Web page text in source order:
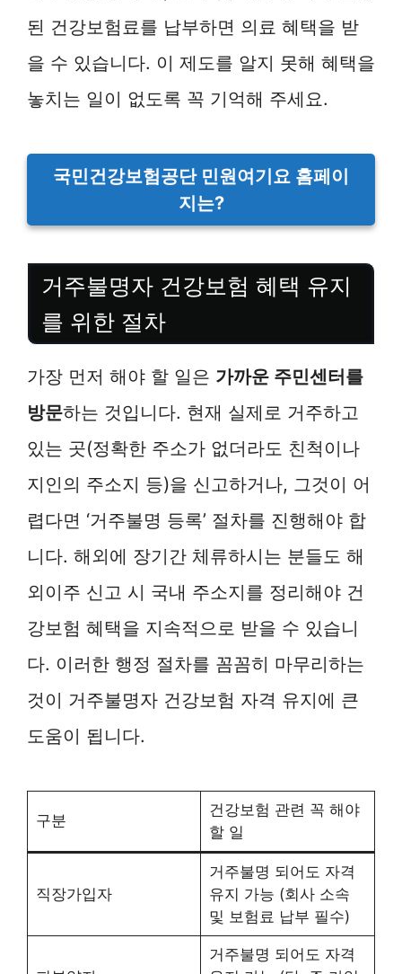
된 건강보험료를 납부하면 의료 혜택을 받
을 수 있습니다. 이 제도를 알지 못해 혜택을
놓치는 일이 없도록 꼭 기억해 주세요.
국민건강보험공단 민원여기요 홈페이
지는?
거주불명자 건강보험 혜택 유지
를 위한 절차
가장 먼저 해야 할 일은 가까운 주민센터를
방문하는 것입니다. 현재 실제로 거주하고
있는 곳(정확한 주소가 없더라도 친척이나
지인의 주소지 등)을 신고하거나, 그것이 어
렵다면 ‘거주불명 등록’ 절차를 진행해야 합
니다. 해외에 장기간 체류하시는 분들도 해
외이주 신고 시 국내 주소지를 정리해야 건
강보험 혜택을 지속적으로 받을 수 있습니
다. 이러한 행정 절차를 꼼꼼히 마무리하는
것이 거주불명자 건강보험 자격 유지에 큰
도움이 됩니다.
구분
건강보험 관련 꼭 해야
할 일
직장가입자
거주불명 되어도 자격
유지 가능 (회사 소속
및 보험료 납부 필수)
거주불명 되어도 자격